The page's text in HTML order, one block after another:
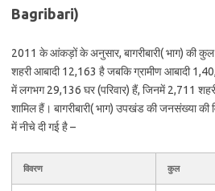
Bagribari)
2011 के आंकड़ों के अनुसार, बागरीबारी( भाग) की
शहरी आबादी 12,163 है जबकि ग्रामीण आबादी
में लगभग 29,136 घर (परिवार) हैं, जिनमें 2,711
शामिल हैं। बागरीबारी( भाग) उपखंड की जनसंख्या की
में नीचे दी गई है –
विवरण कुल